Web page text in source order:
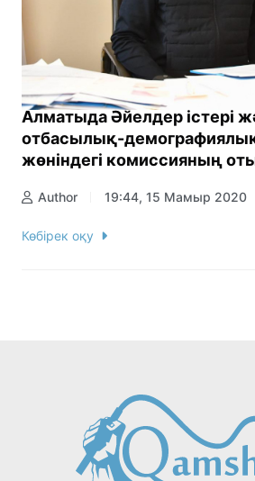
Алматыда Әйелдер істері
отбасылық-
жөніндегі комиссияның
Author 19:44, 15 Мамыр 2020
Көбірек оқу